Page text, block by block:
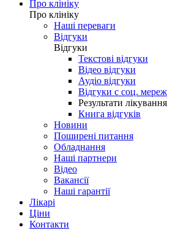
Про клініку
Про клініку
Наші переваги
Відгуки
Відгуки
Текстові відгуки
Відео відгуки
Аудіо відгуки
Відгуки с соц. мереж
Результати лікування
Книга відгуків
Новини
Поширені питання
Обладнання
Наші партнери
Відео
Вакансії
Наші гарантії
Лікарі
Ціни
Контакти